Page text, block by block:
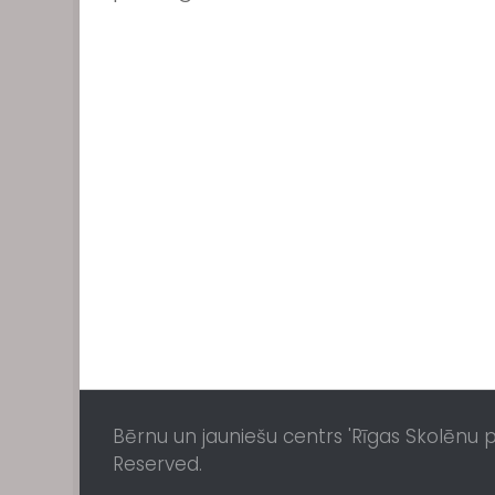
Bērnu un jauniešu centrs 'Rīgas Skolēnu
Reserved.